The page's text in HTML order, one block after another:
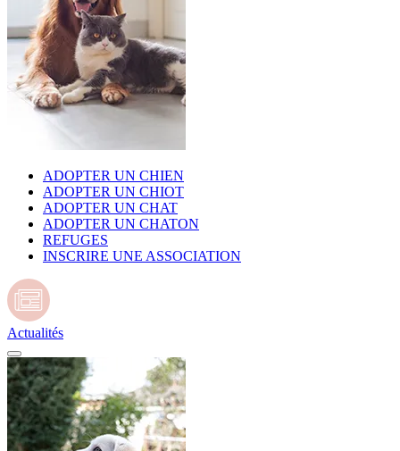
ADOPTER UN CHIEN
ADOPTER UN CHIOT
ADOPTER UN CHAT
ADOPTER UN CHATON
REFUGES
INSCRIRE UNE ASSOCIATION
Actualités